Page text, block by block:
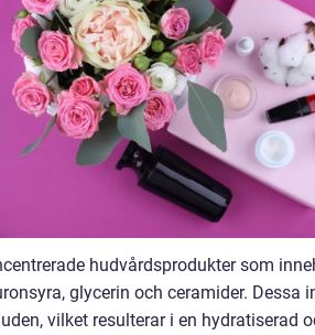
hudvårdsprodukter som
glycerin och ceramider. Dessa
vilket resulterar i en hydratiserad